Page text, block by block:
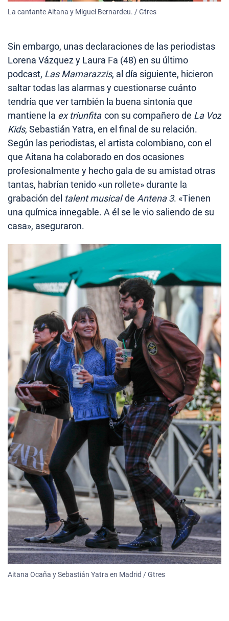
La cantante Aitana y Miguel Bernardeu. / Gtres
Sin embargo, unas declaraciones de las periodistas
Lorena Vázquez y Laura Fa (48) en su último
podcast, Las Mamarazzis, al día siguiente, hicieron
saltar todas las alarmas y cuestionarse cuánto
tendría que ver también la buena sintonía que
mantiene la ex triunfita con su compañero de La Voz
Kids, Sebastián Yatra, en el final de su relación.
Según las periodistas, el artista colombiano, con el
que Aitana ha colaborado en dos ocasiones
profesionalmente y hecho gala de su amistad otras
tantas, habrían tenido «un rollete» durante la
grabación del talent musicalde Antena 3. «Tienen
una química innegable. A él se le vio saliendo de su
casa», aseguraron.
Aitana Ocaña y Sebastián Yatra en Madrid / Gtres